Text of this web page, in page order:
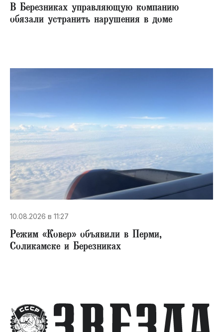
В Березниках управляющую компанию
обязали устранить нарушения в доме
10.08.2026 в 11:27
Режим «Ковер» объявили в Перми,
Соликамске и Березниках